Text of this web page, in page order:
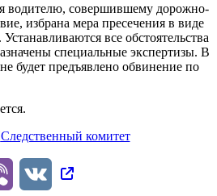
водителю, совершившему дорожно-
избрана мера пресечения в виде
все обстоятельства
специальные экспертизы. В
будет предъявлено обвинение по
Следственный комитет
Viber
VK